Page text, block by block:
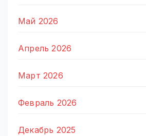
Май 2026
Апрель 2026
Март 2026
Февраль 2026
Декабрь 2025